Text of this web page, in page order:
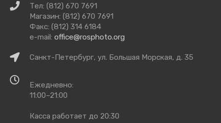
Связаться
нами
Тел: (812) 670 7691
Магазин: (812) 670 7691
Факс: (812) 314 6184
e-mail: office@rosphoto.org
КакСанкт-Петербург, ул. Большая Морская, д. 35
работы
Ежедневно:
11:00–21:00
Касса работает до 20:30